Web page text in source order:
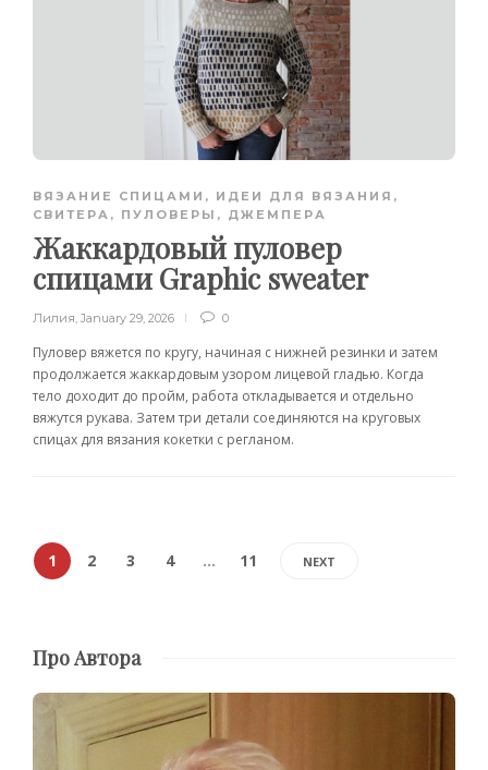
ВЯЗАНИЕ СПИЦАМИ , ИДЕИ ДЛЯ ВЯЗАНИЯ ,
СВИТЕРА, ПУЛОВЕРЫ, ДЖЕМПЕРА
Жаккардовый пуловер
спицами Graphic sweater
Лилия January 29, 2026 0
Пуловер вяжется по кругу, начиная с нижней резинки и затем
продолжается жаккардовым узором лицевой гладью. Когда
тело доходит до пройм, работа откладывается и отдельно
вяжутся рукава. Затем три детали соединяются на круговых
спицах для вязания кокетки с регланом.
1 2 3 4 … 11 NEXT
Про Автора